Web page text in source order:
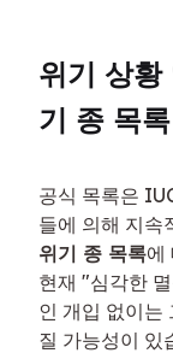
위기 상황
기 종 목록
공식 목록은
들에 의해 지속
위기 종 목록에
현재 "심각한
인 개입 없이는
질 가능성이 있